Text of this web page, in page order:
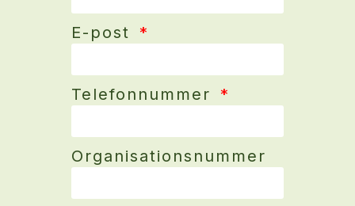
E-post
Telefonnummer
Organisationsnummer